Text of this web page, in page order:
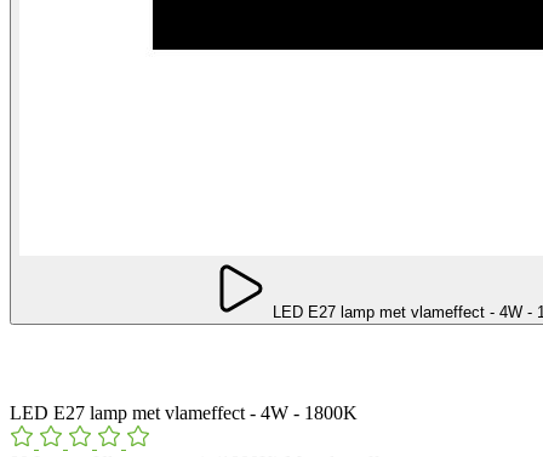
LED E27 lamp met vlameffect - 4W -
LED E27 lamp met vlameffect - 4W - 1800K